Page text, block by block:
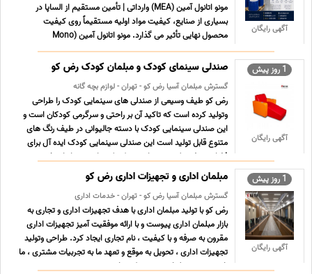
آگهی رایگان
مونو اتانول آمین (MEA) وارداتی | تأمین مستقیم از الساپا در
بسیاری از صنایع، کیفیت مواد اولیه مستقیماً روی کیفیت
محصول نهایی تأثیر می گذارد. مونو اتانول آمین (Mono
Ethanolamine - MEA) یکی از مواد شیمیایی کلیدی است که به
دلیل خواص قلیایی، قابلیت جذب گازهای اسیدی و سازگاری با
1 روز پیش
آگهی رایگان
صندلی سینمای کودک و مبلمان کودک رض کو
گسترش مبلمان آسیا رض کو - تهران - لوازم بچه گانه
رض کو طیف وسیعی از صندلی های سینمایی کودک را طراحی
وتولید کرده است که تاکید آن بر راحتی و سرگرمی کودکان است و
این صندلی سینمایی کودک با دسته جالیوانی در طیف رنگ های
متنوع قابل تولید است این صندلی سینمایی کودک ایده آل برای
فضای ردیف جلوی سینما ، مهد کودک ها ، سینماهای خصوصی ،
اتاق ... ...
1 روز پیش
آگهی رایگان
مبلمان اداری و تجهیزات اداری رض کو
گسترش مبلمان آسیا رض کو - تهران - خدمات اداری
رض کو با تولید مبلمان اداری با هدف تجهیزات اداری و تجاری به
بازار مبلمان اداری پیوست و با ارائه موفقیت آمیز تجهیزات اداری
مقرون به صرفه و با کیفیت ، نام تجاری ایجاد کرد. طراحی وتولید
تجهیزات اداری ، تحویل به موقع و تعهد ما به تجربیات مشتری ، ما
را در صنعت مبلمان برجسته کرده است.ر ... ...